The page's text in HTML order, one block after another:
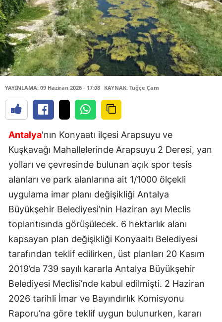
YAYINLAMA: 09 Haziran 2026 - 17:08 KAYNAK: Tuğçe Çam
Antalya'nın Konyaatı ilçesi Arapsuyu ve
Kuşkavağı Mahallelerinde Arapsuyu 2 Deresi, yan
yolları ve çevresinde bulunan açık spor tesis
alanları ve park alanlarına ait 1/1000 ölçekli
uygulama imar planı değişikliği Antalya
Büyükşehir Belediyesi’nin Haziran ayı Meclis
toplantısında görüşülecek. 6 hektarlık alanı
kapsayan plan değişikliği Konyaaltı Belediyesi
tarafından teklif edilirken, üst planları 20 Kasım
2019’da 739 sayılı kararla Antalya Büyükşehir
Belediyesi Meclisi’nde kabul edilmişti. 2 Haziran
2026 tarihli İmar ve Bayındırlık Komisyonu
Raporu’na göre teklif uygun bulunurken, kararı